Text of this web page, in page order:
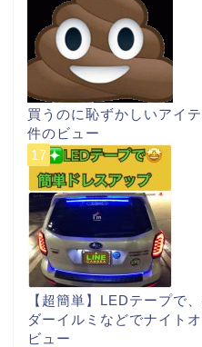
買うのに恥ずかしいアイ
件のビュー
【超簡単】LEDテープで
ダーイルミなどでナイト
ビュー